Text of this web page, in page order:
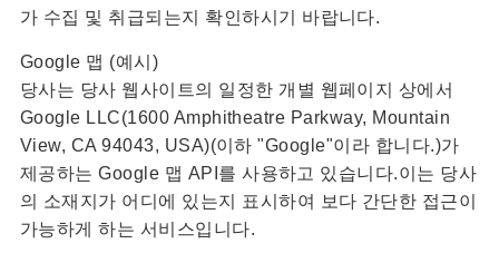
가 수집 및 취급되는지 확인하시기 바랍니다.
Google 맵 (예시)
당사는 당사 웹사이트의 일정한 개별 웹페이지 상에서
Google LLC(1600 Amphitheatre Parkway, Mountain
View, CA 94043, USA)(이하 "Google"이라 합니다.)가
제공하는 Google 맵 API를 사용하고 있습니다.이는 당사
의 소재지가 어디에 있는지 표시하여 보다 간단한 접근이
가능하게 하는 서비스입니다.